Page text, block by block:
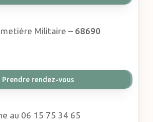
Militaire – 68690
Prendre rendez-vous
au 06 15 75 34 65